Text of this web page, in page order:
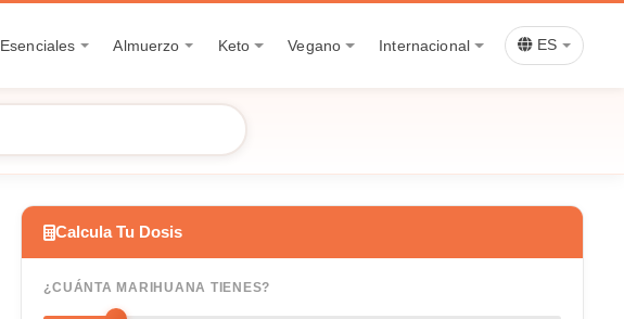
Esenciales Almuerzo Keto Vegano Internacional ES
Calcula Tu Dosis
¿CUÁNTA MARIHUANA TIENES?